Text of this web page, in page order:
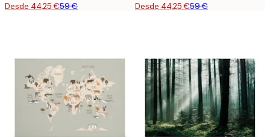
Desde 44,25 €59 € Desde 44,25 €59 €